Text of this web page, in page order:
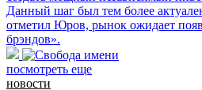
Данный шаг был тем более
отметил Юров, рынок ожидает
брэндов».
посмотреть еще
новости